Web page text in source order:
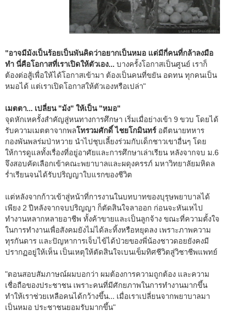
"อาจมีม้งเป็นร้อยเป็นพันคิดว่าอยากเป็นหมอ แต่มีกี่คนที่กล้าลงมือ
ทำ นี่คือโอกาสที่เราเปิดให้ตัวเอง... บางครั้งโอกาสเป็นศูนย์ เราก็
ต้องต่อสู้เพื่อให้ได้โอกาสเข้ามา ต้องเป็นคนที่ขยัน อดทน ทุกคนเป็น
หมอได้ แต่เราเปิดโอกาสให้ตัวเองหรือเปล่า"
เมตตา... เปลี่ยน "ม้ง" ให้เป็น "หมอ"
จุดหักเหครั้งสำคัญสู่หนทางการศึกษา เริ่มเมื่อย่างเข้า 9 ขวบ โดยได้
รับความเมตตาจากพลโทรวมศักดิ์ ไชยโกมินทร์อดีตนายทหาร
กองพันพลร่มป่าหวาย นำไปชุบเลี้ยงร่วมกับเด็กชาวเขาอื่นๆ โดย
ให้การดูแลทั้งเรื่องที่อยู่อาศัยและการศึกษาเล่าเรียน หลังจากจบ ม.6
จึงสอบคัดเลือกเข้าคณะพยาบาลและผดุงครรภ์ มหาวิทยาลัยมหิดล
ร่ำเรียนจนได้รับปริญญาใบแรกของชีวิต
แต่หลังจากก้าวเข้าสู่หน้าที่การงานในบทบาทของบุรุษพยาบาลได้
เพียง 2 ปีหลังจากจบปริญญา ก็ตัดสินใจลาออก ก่อนจะหันเหไป
ทำงานหลากหลายอาชีพ ทั้งค้าขายและเป็นลูกจ้าง ขณะที่ความตั้งใจ
ในการทำงานเพื่อสังคมยังไม่ได้ละทิ้งหรือหยุดลง เพราะภาพความ
ทุรกันดาร และปัญหาการเจ็บไข้ได้ป่วยของพี่น้องชาวดอยยังคงมี
ปรากฏอยู่ให้เห็น เป็นเหตุให้ตัดสินใจเบนเข็มทิศชีวิตสู่วิชาชีพแพทย์
"ตอนสอบสัมภาษณ์ผมบอกว่า ผมต้องการความถูกต้อง และความ
เชื่อถือของประชาชน เพราะคนที่มีศักยภาพในการทำงานมากขึ้น
ทำให้เราช่วยเหลือคนได้กว้างขึ้น... เมื่อเราเปลี่ยนจากพยาบาลมา
เป็นหมอ ประชาชนยอมรับมากขึ้น"